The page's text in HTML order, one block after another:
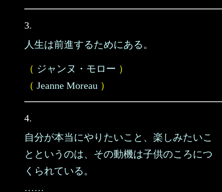
3.
人生は前進するためにある。
（ ジャンヌ・モロー ）
（ Jeanne Moreau ）
4.
自分が本当にやりたいこと、楽しみたいこ
とというのは、その動機は子供のころにつ
くられている。
……